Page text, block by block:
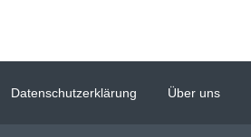
Datenschutzerklärung Über uns